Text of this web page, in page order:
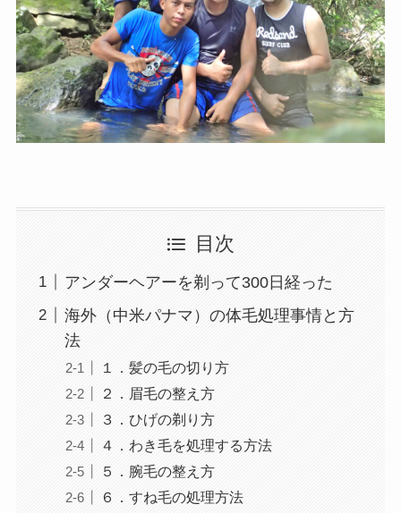
目次
アンダーヘアーを剃って300日経った
海外（中米パナマ）の体毛処理事情と方
法
１．髪の毛の切り方
２．眉毛の整え方
３．ひげの剃り方
４．わき毛を処理する方法
５．腕毛の整え方
６．すね毛の処理方法